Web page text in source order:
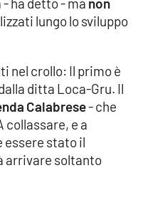
lungo lo sviluppo
nel crollo: Il primo è
ditta Loca-Gru. Il
Calabrese- che
collassare, e a
essere stato il
arrivare soltanto